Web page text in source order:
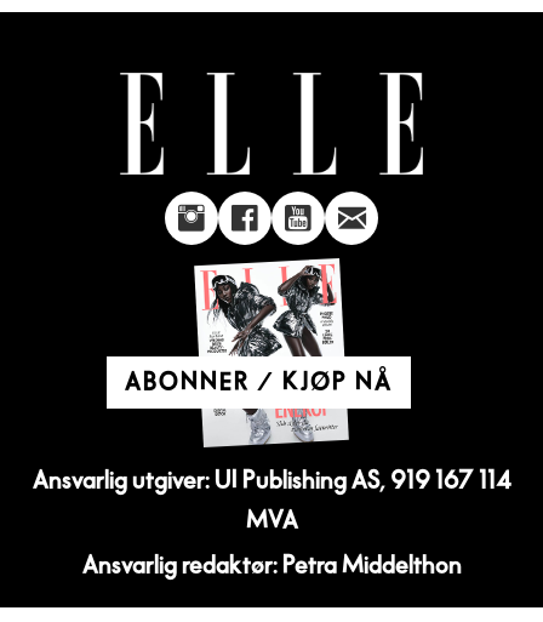
ABONNER / KJØP NÅ
Ansvarlig utgiver: UI Publishing AS, 919 167 114
MVA
Ansvarlig redaktør: Petra Middelthon